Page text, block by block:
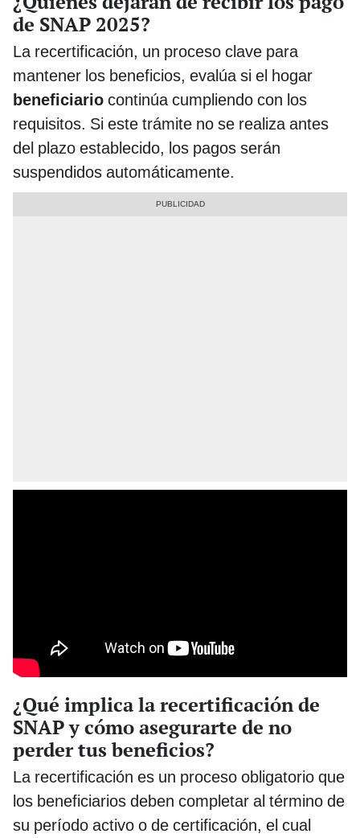
de SNAP 2025?
La recertificación, un proceso clave para
mantener los beneficios, evalúa si el hogar
beneficiario continúa cumpliendo con los
requisitos. Si este trámite no se realiza antes
del plazo establecido, los pagos serán
suspendidos automáticamente.
¿Qué implica la recertificación de
SNAP y cómo asegurarte de no
perder tus beneficios?
La recertificación es un proceso obligatorio que
los beneficiarios deben completar al término de
su período activo o de certificación, el cual